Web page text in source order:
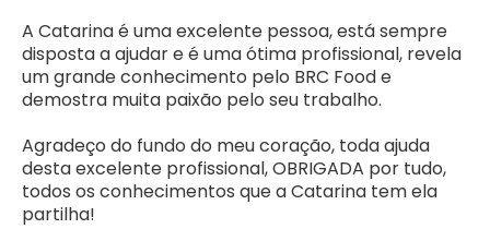
A Catarina é uma excelente pessoa, está sempre
disposta a ajudar e é uma ótima profissional, revela
um grande conhecimento pelo BRC Food e
demostra muita paixão pelo seu trabalho.
Agradeço do fundo do meu coração, toda ajuda
desta excelente profissional, OBRIGADA por tudo,
todos os conhecimentos que a Catarina tem ela
partilha!